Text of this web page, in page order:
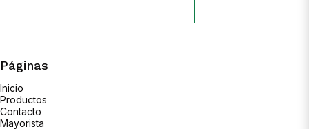
Páginas
Inicio
Productos
Contacto
Mayorista